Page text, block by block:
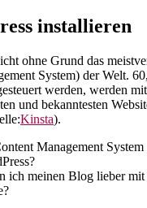
installieren
ohne Grund das
System) der Welt.
werden, werden
und bekanntesten
Kinsta).
Management
ich meinen Blog lieber